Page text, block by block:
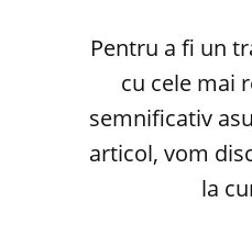
Pentru a fi un
cu cele mai
semnificativ
articol, vom
la